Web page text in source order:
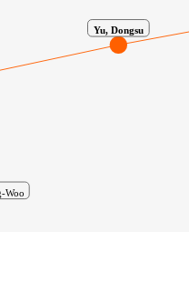
Woo
Yu, Dongsu